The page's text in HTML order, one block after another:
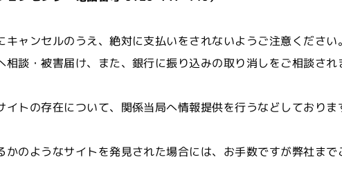
キャンセルのうえ、絶対に支払いをされないようご注意くださ
談・被害届け、また、銀行に振り込みの取り消しをご相談され
トの存在について、関係当局へ情報提供を行うなどしておりま
かのようなサイトを発見された場合には、お手数ですが弊社ま